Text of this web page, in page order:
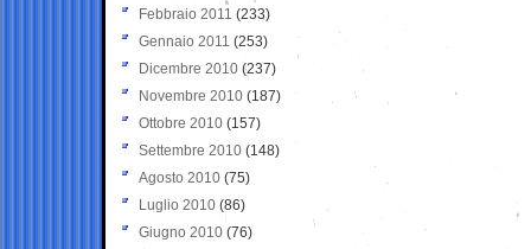
Febbraio 2011 (233)
Gennaio 2011 (253)
Dicembre 2010 (237)
Novembre 2010 (187)
Ottobre 2010 (157)
Settembre 2010 (148)
Agosto 2010 (75)
Luglio 2010 (86)
Giugno 2010 (76)